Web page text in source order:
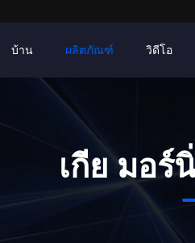
บ้าน ผลิตภัณฑ์ วิดีโอ
เกีย มอร์